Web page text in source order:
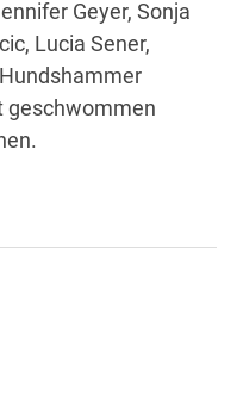
Geyer, Sonja
Lucia Sener,
geschwommen